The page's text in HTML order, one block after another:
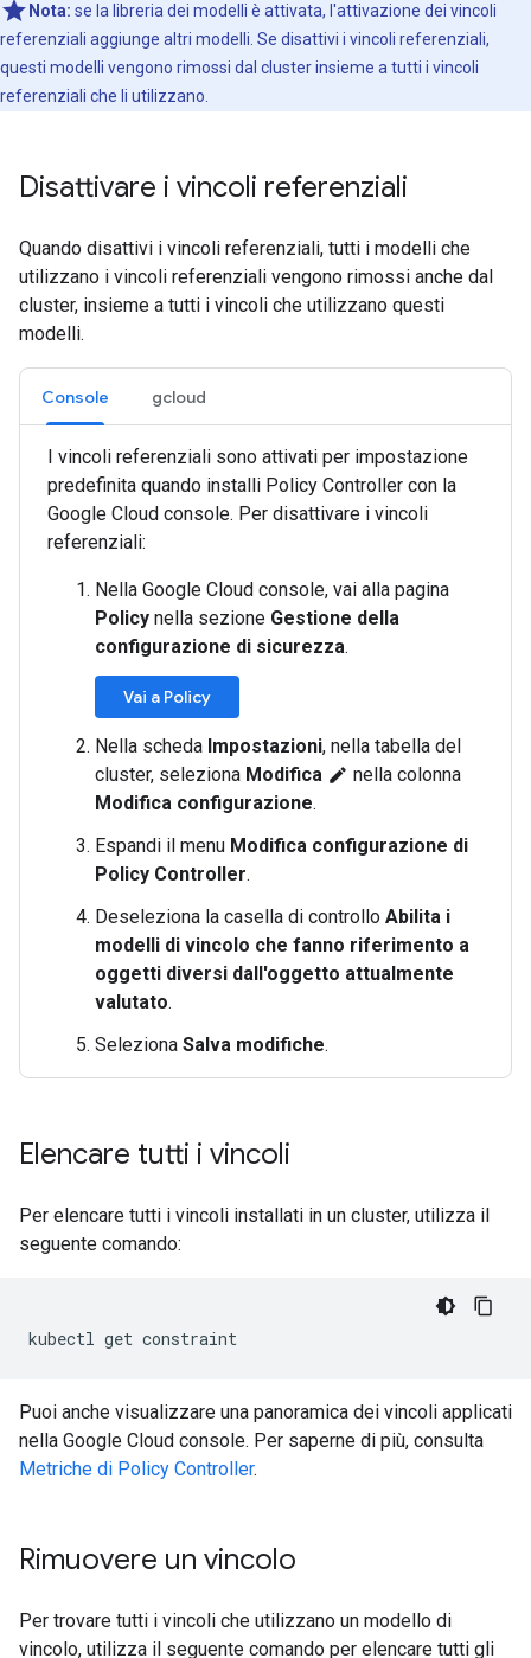
Nota: se la libreria dei modelli è attivata, l'attivazione dei vincoli
referenziali aggiunge altri modelli. Se disattivi i vincoli referenziali,
questi modelli vengono rimossi dal cluster insieme a tutti i vincoli
referenziali che li utilizzano.
Disattivare i vincoli referenziali
Quando disattivi i vincoli referenziali, tutti i modelli che
utilizzano i vincoli referenziali vengono rimossi anche dal
cluster, insieme a tutti i vincoli che utilizzano questi
modelli.
Console gcloud
I vincoli referenziali sono attivati per impostazione
predefinita quando installi Policy Controller con la
Google Cloud console. Per disattivare i vincoli
referenziali:
Nella Google Cloud console, vai alla pagina
Policy nella sezione Gestione della
configurazione di sicurezza.
Vai a Policy
Nella scheda Impostazioni, nella tabella del
cluster, seleziona Modifica edit nella colonna
Modifica configurazione.
Espandi il menu Modifica configurazione di
Policy Controller.
Deseleziona la casella di controllo Abilita i
modelli di vincolo che fanno riferimento a
oggetti diversi dall'oggetto attualmente
valutato.
Seleziona Salva modifiche.
Elencare tutti i vincoli
Per elencare tutti i vincoli installati in un cluster, utilizza il
seguente comando:
Puoi anche visualizzare una panoramica dei vincoli applicati
nella Google Cloud console. Per saperne di più, consulta
Metriche di Policy Controller.
Rimuovere un vincolo
Per trovare tutti i vincoli che utilizzano un modello di
vincolo, utilizza il seguente comando per elencare tutti gli